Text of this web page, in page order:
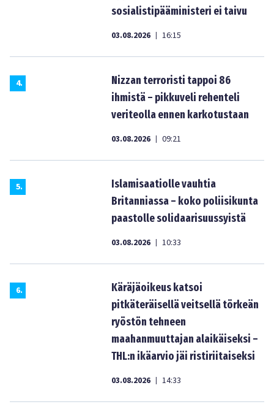
sosialistipääministeri ei taivu
03.08.2026 | 16:15
4.
Nizzan terroristi tappoi 86
ihmistä – pikkuveli rehenteli
veriteolla ennen karkotustaan
03.08.2026 | 09:21
5.
Islamisaatiolle vauhtia
Britanniassa – koko poliisikunta
paastolle solidaarisuussyistä
03.08.2026 | 10:33
6.
Käräjäoikeus katsoi
pitkäteräisellä veitsellä törkeän
ryöstön tehneen
maahanmuuttajan alaikäiseksi –
THL:n ikäarvio jäi ristiriitaiseksi
03.08.2026 | 14:33